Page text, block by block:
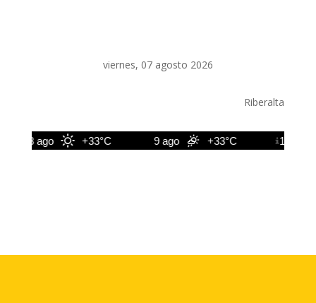
viernes, 07 agosto 2026
Riberalta
8 ago +33°C 9 ago +33°C 10 ago